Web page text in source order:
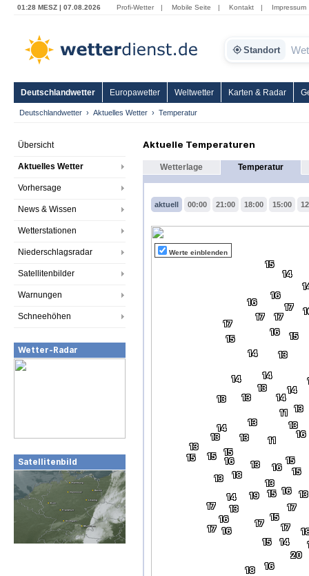
01:28 MESZ | 07.08.2026 Profi-Wetter | Mobile Seite | Kontakt | Impressum
Standort
Deutschlandwetter Europawetter Weltwetter Karten & Radar
Deutschlandwetter Aktuelles Wetter Temperatur
Übersicht
Aktuelles Wetter
Vorhersage
News & Wissen
Wetterstationen
Niederschlagsradar
Satellitenbilder
Warnungen
Schneehöhen
Wetter-Radar
Satellitenbild
Aktuelle Temperaturen
Wetterlage Temperatur
aktuell 00:00 21:00 18:00 15:00
Werte einblenden
15
13
18
13
17
16
13
16 15
14
17
14
13
17
15
14
15
16
14
13
19
16
14
16
15
13
11
13
15
18
14
17
14
11
15
13
13
15
13
17
14
13
15
13
17
15
13
16
15
16
14
16
16
20
16
17
17
13
17
13